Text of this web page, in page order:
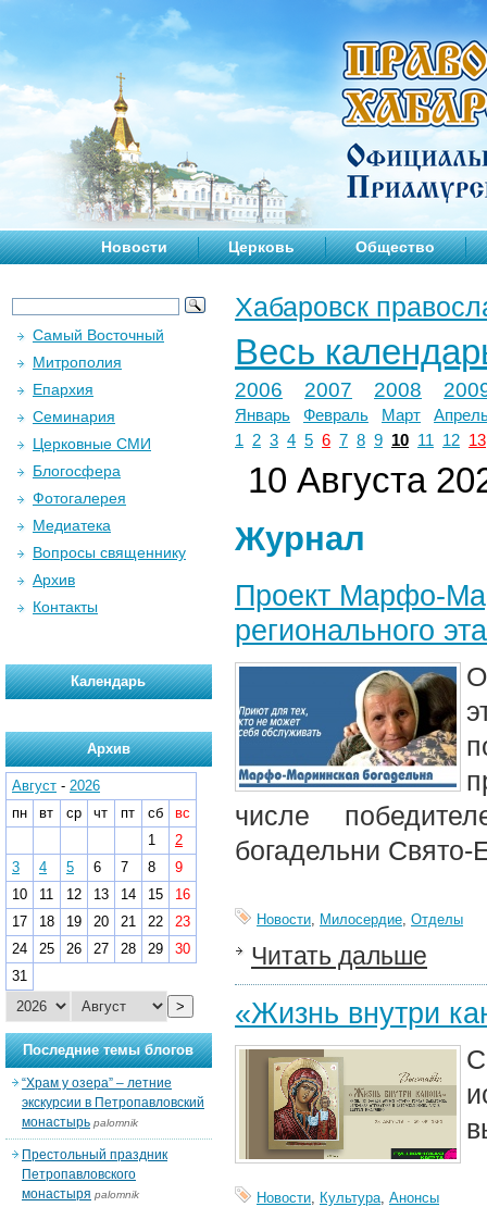
Новости Церковь Общество
Хабаровск
Весь
2006 2007 2008
Январь Февраль Март
1
2 3 4 5 6 7 8 9 10 11 12 13
10 Августа
Журнал
Проект Марфо-
регионального
числе
богадельни Свято-
Новости, Милосердие, Отделы
Читать дальше
«Жизнь внутри
Новости, Культура, Анонсы
Самый Восточный
Митрополия
Епархия
Семинария
Церковные СМИ
Блогосфера
Фотогалерея
Медиатека
Вопросы священнику
Архив
Контакты
Календарь
Архив
Август - 2026
пн
вт ср чт пт сб
вс
1
2
3
4 5 6 7 8
9
10
11 12 13 14 15
16
17
18 19 20 21 22
23
24
25 26 27 28 29
30
31
>
Последние темы блогов
“Храм у озера” – летние
экскурсии в Петропавловский
монастырь palomnik
Престольный праздник
Петропавловского
монастыря palomnik